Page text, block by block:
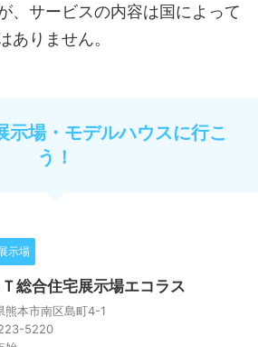
、サービスの内容は国によって
ありません。
示場・モデルハウスに行こ
う！
示場
Ｔ総合住宅展示場エコラス
熊本市南区島町4-1
5220